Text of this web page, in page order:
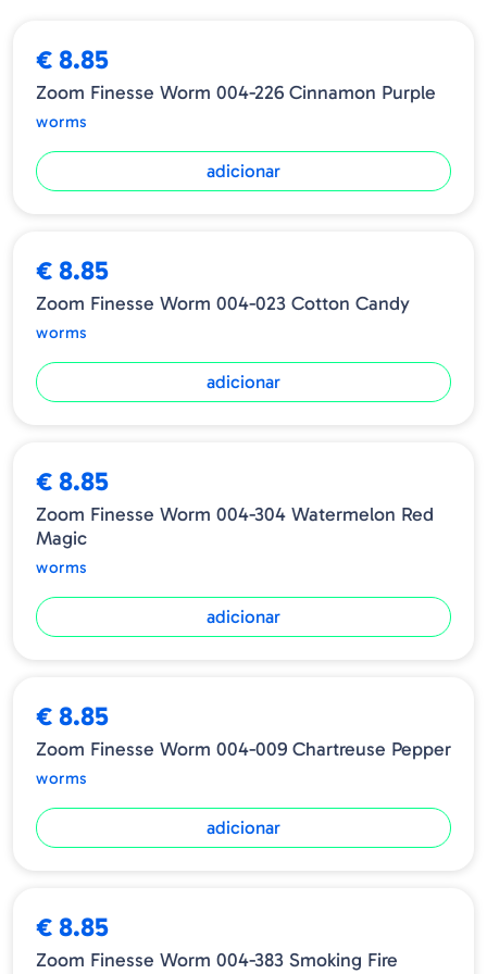
€ 8.85
Zoom Finesse Worm 004-226 Cinnamon Purple
worms
adicionar
€ 8.85
Zoom Finesse Worm 004-023 Cotton Candy
worms
adicionar
€ 8.85
Zoom Finesse Worm 004-304 Watermelon Red
Magic
worms
adicionar
€ 8.85
Zoom Finesse Worm 004-009 Chartreuse Pepper
worms
adicionar
€ 8.85
Zoom Finesse Worm 004-383 Smoking Fire